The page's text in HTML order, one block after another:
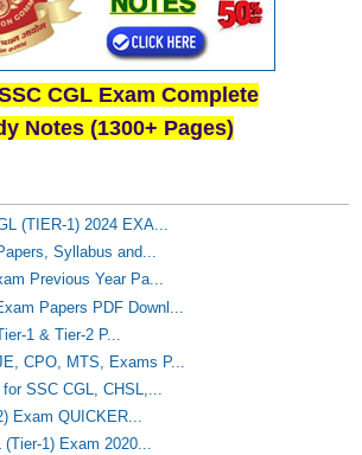
CGL Exam Complete
Notes (1300+ Pages)
(TIER-1) 2024 EXA...
Syllabus and...
Previous Year Pa...
Papers PDF Downl...
1 & Tier-2 P...
CPO, MTS, Exams P...
SSC CGL, CHSL,...
Exam QUICKER...
1) Exam 2020...